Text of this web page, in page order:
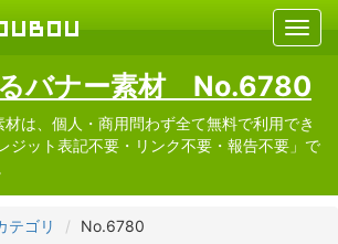
バナー素材 No.6780
は、個人・商用問わず全て無料で利用でき
ジット表記不要・リンク不要・報告不要」で
テゴリ No.6780